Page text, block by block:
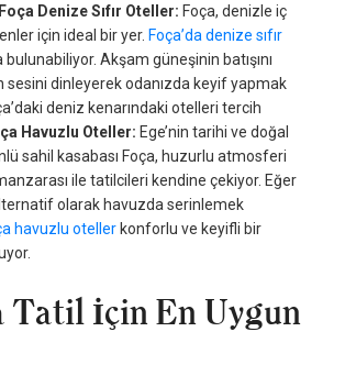
Foça Denize Sıfır Oteller: Foça, denizle iç
için ideal bir yer. Foça’da denize sıfır
bulunabiliyor. Akşam güneşinin batışını
sesini dinleyerek odanızda keyif yapmak
deniz kenarındaki otelleri tercih
Havuzlu Oteller: Ege’nin tarihi ve doğal
sahil kasabası Foça, huzurlu atmosferi
ile tatilcileri kendine çekiyor. Eğer
olarak havuzda serinlemek
havuzlu otellerkonforlu ve keyifli bir
Tatil İçin En Uygun